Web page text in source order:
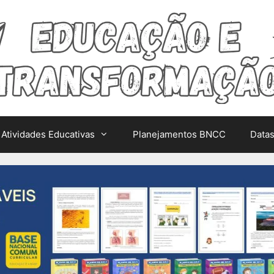
Atividades Educativas Planejamentos BNCC